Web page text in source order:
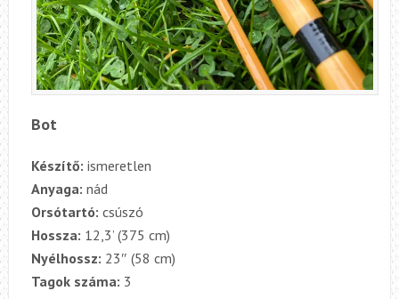
Bot
Készítő: ismeretlen
Anyaga: nád
Orsótartó: csúszó
Hossza: 12,3’ (375 cm)
Nyélhossz: 23″ (58 cm)
Tagok száma: 3